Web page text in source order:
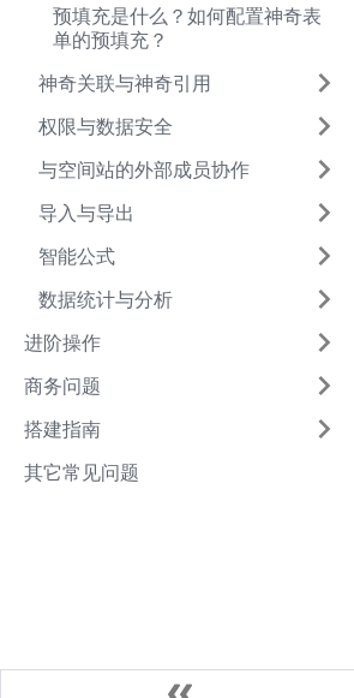
预填充是什么？如何配置神奇表
单的预填充？
神奇关联与神奇引用
权限与数据安全
与空间站的外部成员协作
导入与导出
智能公式
数据统计与分析
进阶操作
商务问题
搭建指南
其它常见问题